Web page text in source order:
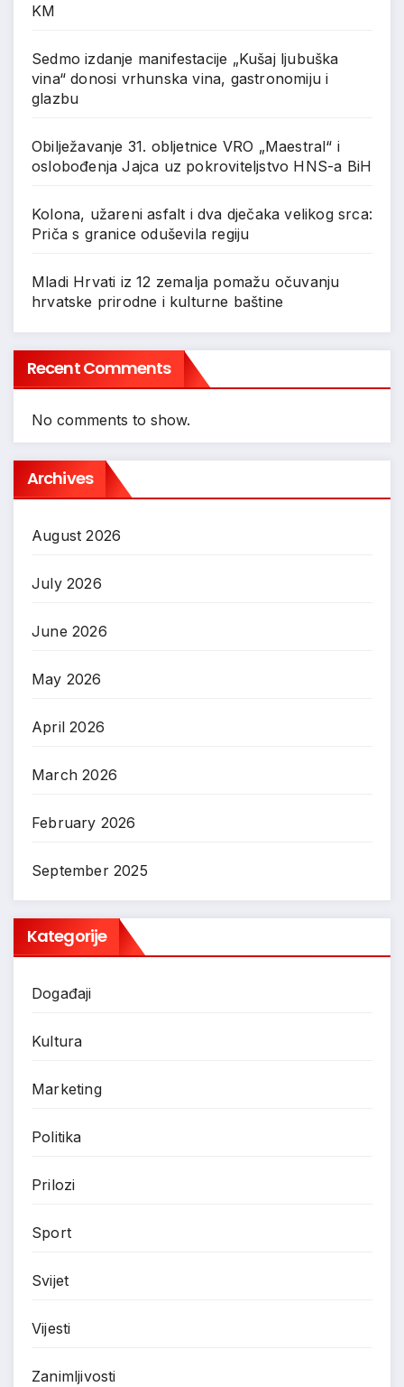
KM
Sedmo izdanje manifestacije „Kušaj ljubuška
vina“ donosi vrhunska vina, gastronomiju i
glazbu
Obilježavanje 31. obljetnice VRO „Maestral“ i
oslobođenja Jajca uz pokroviteljstvo HNS-a BiH
Kolona, užareni asfalt i dva dječaka velikog srca:
Priča s granice oduševila regiju
Mladi Hrvati iz 12 zemalja pomažu očuvanju
hrvatske prirodne i kulturne baštine
Recent Comments
No comments to show.
Archives
August 2026
July 2026
June 2026
May 2026
April 2026
March 2026
February 2026
September 2025
Kategorije
Događaji
Kultura
Marketing
Politika
Prilozi
Sport
Svijet
Vijesti
Zanimljivosti